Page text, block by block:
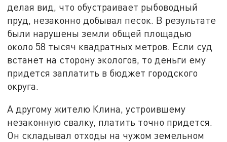
делая вид, что обустраивает рыбоводный
пруд, незаконно добывал песок. В результате
были нарушены земли общей площадью
около 58 тысяч квадратных метров. Если суд
встанет на сторону экологов, то деньги ему
придется заплатить в бюджет городского
округа.
А другому жителю Клина, устроившему
незаконную свалку, платить точно придется.
Он складывал отходы на чужом земельном